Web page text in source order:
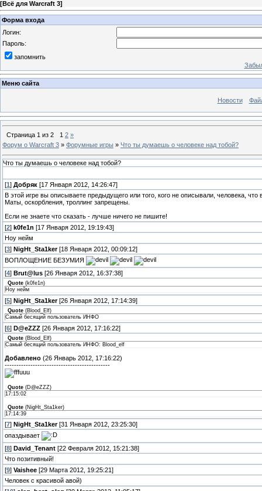
[Всё для Warcraft 3]
Форма входа
Логин:
Пароль:
запомнить
Меню сайта
Новости
Страница 1 из 2 1 2 »
Форум о Warcraft 3 » Форумные игры » Что ты думаешь о человеке над тобой?
Что ты думаешь о человеке над тобой?
[1 ] Добряк [17 Января 2012, 14:26:47]
В этой игре вы описываете предыдущего или того, кого не описывали, человека,
Маты, оскорбления, троллинг запрещены.
Если не знаете что сказать - лучше ничего не пишите!
[2] k0fe1n [17 Января 2012, 19:19:43]
Ноу нейм
[3] NigHt_Sta1ker[18 Января 2012, 00:09:12]
ВОПЛОЩЕНИЕ БЕЗУМИЯ
[4] Brut@lus [26 Января 2012, 16:37:38]
Quote (k0fe1n)
Ноу нейм
[5] NigHt_Sta1ker[26 Января 2012, 17:14:39]
Quote (Blood_Elf)
Самый бесящий пользователь ИНФО
[6] D@eZZZ [26 Января 2012, 17:16:22]
Quote (Blood_Elf)
Самый бесящий пользователь ИНФО: Blood_elf
Добавлено (26 Январь 2012, 17:16:22)
---------------------------------------------
Quote (D@eZZZ)
17:15:02
Quote (NigHt_Sta1ker)
17:14:39
[7] NigHt_Sta1ker[31 Января 2012, 23:25:30]
опаздывает
[8] David_Tenant [22 Февраля 2012, 15:21:38]
Что позитивный!
[9] Vaishee [29 Марта 2012, 19:25:21]
Человек с красивой авой)